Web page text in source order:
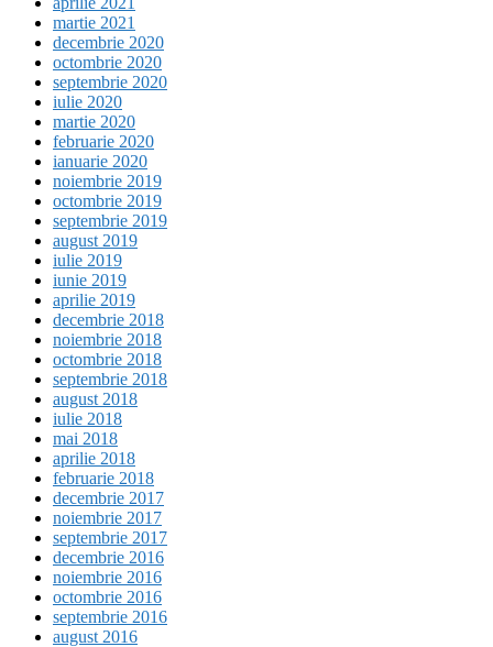
martie 2021
decembrie 2020
octombrie 2020
septembrie 2020
iulie 2020
martie 2020
februarie 2020
ianuarie 2020
noiembrie 2019
octombrie 2019
septembrie 2019
august 2019
iulie 2019
iunie 2019
aprilie 2019
decembrie 2018
noiembrie 2018
octombrie 2018
septembrie 2018
august 2018
iulie 2018
mai 2018
aprilie 2018
februarie 2018
decembrie 2017
noiembrie 2017
septembrie 2017
decembrie 2016
noiembrie 2016
octombrie 2016
septembrie 2016
august 2016